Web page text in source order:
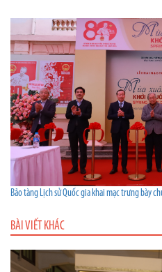
Bảo tàng Lịch sử Quốc gia khai mạc trưng bày
BÀI VIẾT KHÁC